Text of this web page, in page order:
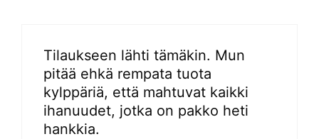
Tilaukseen lähti tämäkin. Mun
pitää ehkä rempata tuota
kylppäriä, että mahtuvat kaikki
ihanuudet, jotka on pakko heti
hankkia.